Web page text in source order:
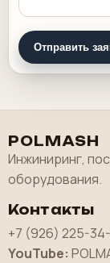
Отправить
POLMASH
Инжиниринг,
оборудования.
Контакты
+7 (926) 225-
YouTube: